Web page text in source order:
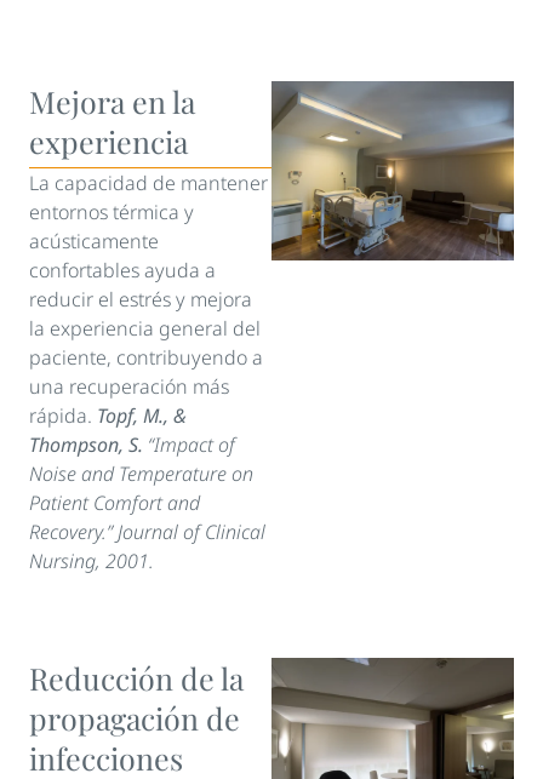
Mejora en la
experiencia
La capacidad de mantener
entornos térmica y
acústicamente
confortables ayuda a
reducir el estrés y mejora
la experiencia general del
paciente, contribuyendo a
una recuperación más
rápida. Topf, M., &
Thompson, S. “Impact of
Noise and Temperature on
Patient Comfort and
Recovery.” Journal of Clinical
Nursing, 2001.
Reducción de la
propagación de
infecciones